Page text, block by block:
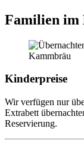
Familien im
Kinderpreise
Wir verfügen nur
Extrabett
Reservierung.